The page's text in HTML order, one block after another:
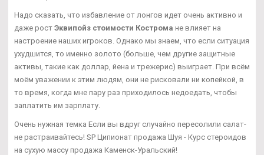
Надо сказать, что избавление от лонгов идет очень активно и
даже рост Эквипойз стоимости Кострома не влияет на
настроение наших игроков. Однако мы знаем, что если ситуация
ухудшится, то именно золото (больше, чем другие защитные
активы, такие как доллар, йена и трежерис) выиграет. При всём
моём уважении к этим людям, они не рисковали ни копейкой, в
то время, когда мне пару раз приходилось недоедать, чтобы
заплатить им зарплату.
Очень нужная темка Если вы вдруг случайно пересолили салат-
не растраивайтесь! SP Ципионат продажа Шуя - Курс стероидов
на сухую массу продажа Каменск-Уральский!